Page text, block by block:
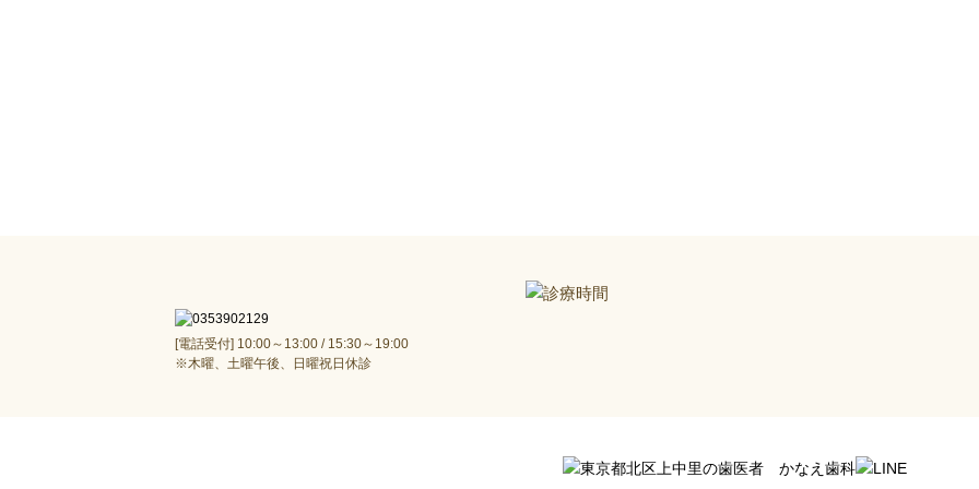
[電話受付] 10:00～13:00 / 15:30～19:00
※木曜、土曜午後、日曜祝日休診